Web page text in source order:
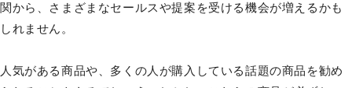
関から、さまざまなセールスや提案を受ける機会が増えるかも
しれません。
人気がある商品や、多くの人が購入している話題の商品を勧め